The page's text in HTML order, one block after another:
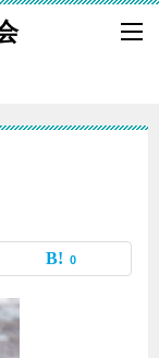
0